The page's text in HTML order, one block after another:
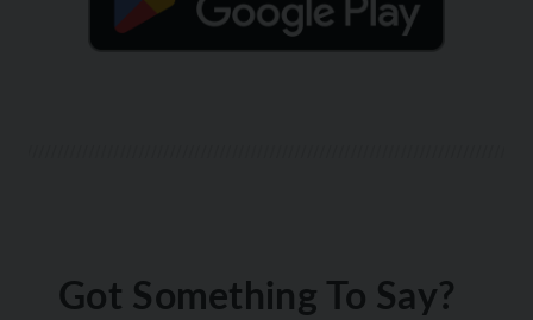
Got Something To Say?